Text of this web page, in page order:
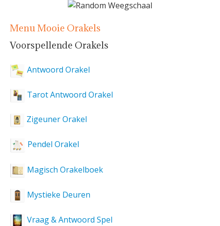
Menu Mooie Orakels
Voorspellende Orakels
Antwoord Orakel
Tarot Antwoord Orakel
Zigeuner Orakel
Pendel Orakel
Magisch Orakelboek
Mystieke Deuren
Vraag & Antwoord Spel